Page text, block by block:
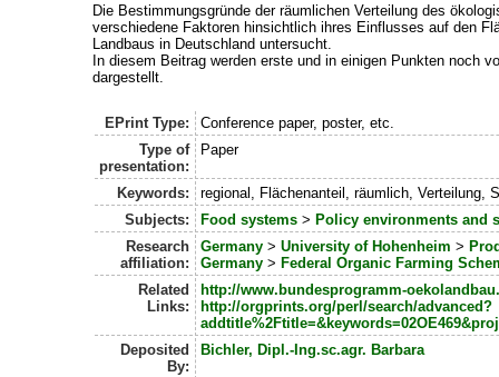
Die Bestimmungsgründe der räumlichen Verteilung des
verschiedene Faktoren hinsichtlich ihres Einflusses auf den
Landbaus in Deutschland untersucht.
In diesem Beitrag werden erste und in einigen Punkten noch
dargestellt.
EPrint Type:
Conference paper, poster, etc.
Type of
presentation:
Paper
Keywords:
regional, Flächenanteil, räumlich, Verteilung,
Subjects:
Food systems> Policy environments and
Research
affiliation:
Germany> University of Hohenheim >
Germany> Federal Organic Farming
Related
Links:
http://www.bundesprogramm-
http://orgprints.org/perl/search/advanced?
Deposited
By:
Bichler, Dipl.-Ing.sc.agr. Barbara